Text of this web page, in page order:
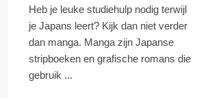
Heb je leuke studiehulp nodig terwijl
je Japans leert? Kijk dan niet verder
dan manga. Manga zijn Japanse
stripboeken en grafische romans die
gebruik ...